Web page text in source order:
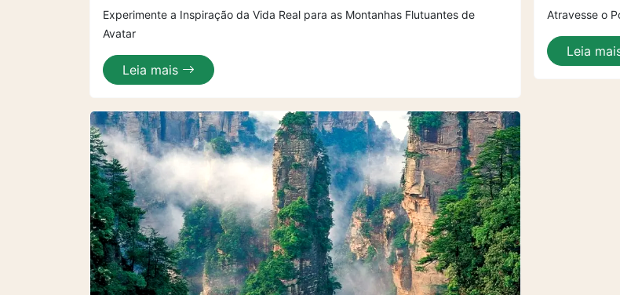
Experimente a Inspiração da Vida Real para as Montanhas Flutuantes de
Avatar
Leia mais
Atravesse o
Leia